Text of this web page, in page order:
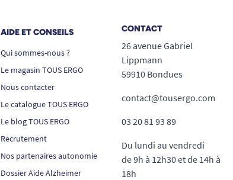
AIDE ET CONSEILS
Qui sommes-nous ?
Le magasin TOUS ERGO
Nous contacter
Le catalogue TOUS ERGO
Le blog TOUS ERGO
Recrutement
Nos partenaires autonomie
Dossier Aide Alzheimer
CONTACT
26 avenue Gabriel
Lippmann
59910 Bondues
contact@tousergo.com
03 20 81 93 89
Du lundi au vendredi
de 9h à 12h30 et de 14h à
18h